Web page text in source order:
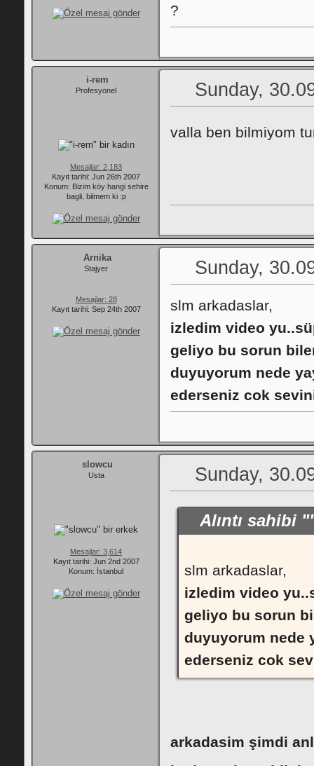
?
i-rem
Profesyonel
Mesajlar: 2,183
Kayıt tarihi: Jun 26th 2007
Konum: Bizim köy hangi sehire
bagli, bilmem ki :p
Sunday,
valla ben bilmiyom
Arnika
Stajyer
Mesajlar: 28
Kayıt tarihi: Sep 24th 2007
Sunday,
slm arkadaslar,
izledim video
geliyo bu sorun
duyuyorum nede
ederseniz cok
slowcu
Usta
Mesajlar: 3,614
Kayıt tarihi: Jun 2nd 2007
Konum: İstanbul
Sunday,
Alıntı sahibi
slm arkadaslar,
izledim video
geliyo bu sorun
duyuyorum nede
ederseniz cok
arkadasim şimdi